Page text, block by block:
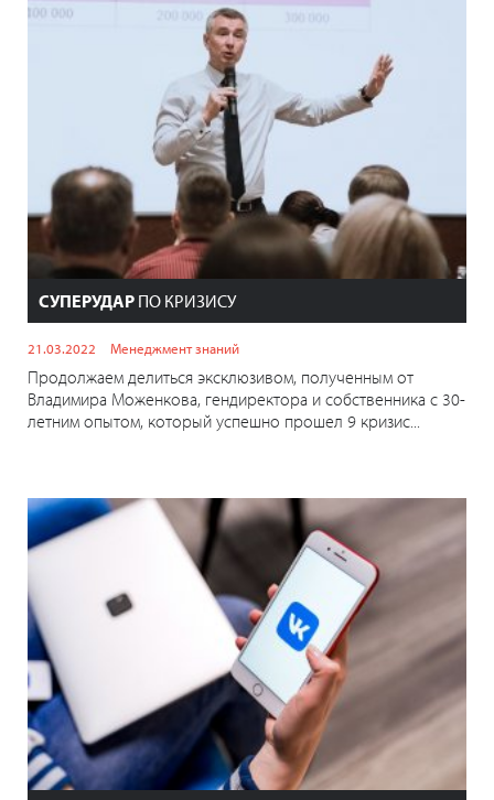
СУПЕРУДАР ПО КРИЗИСУ
21.03.2022 Менеджмент знаний
Продолжаем делиться эксклюзивом, полученным от
Владимира Моженкова, гендиректора и собственника с 30-
летним опытом, который успешно прошел 9 кризис...